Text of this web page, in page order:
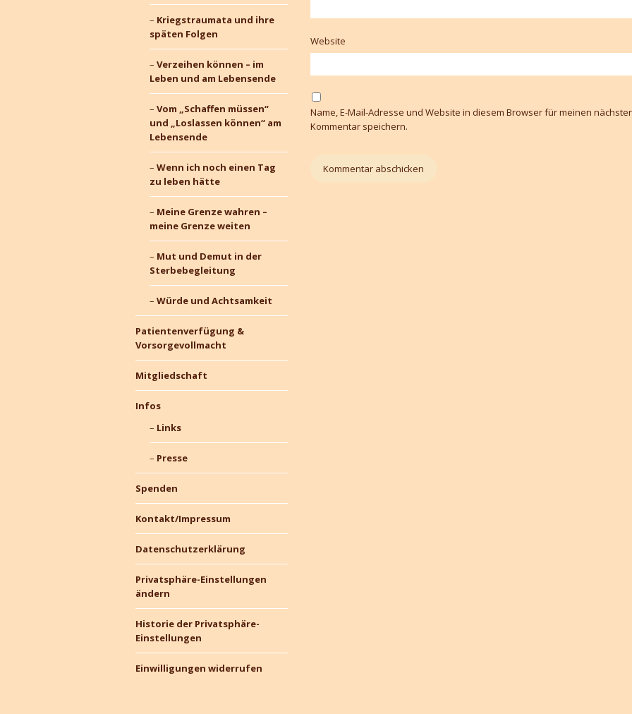
Kriegstraumata und ihre
späten Folgen
Verzeihen können – im
Leben und am Lebensende
Vom „Schaffen müssen“
und „Loslassen können“ am
Lebensende
Wenn ich noch einen Tag
zu leben hätte
Meine Grenze wahren –
meine Grenze weiten
Mut und Demut in der
Sterbebegleitung
Würde und Achtsamkeit
Patientenverfügung &
Vorsorgevollmacht
Mitgliedschaft
Infos
Links
Presse
Spenden
Kontakt/Impressum
Datenschutzerklärung
Privatsphäre-Einstellungen
ändern
Historie der Privatsphäre-
Einstellungen
Einwilligungen widerrufen
Website
Name, E-Mail-Adresse und Website in diesem Browser für meinen
Kommentar speichern.